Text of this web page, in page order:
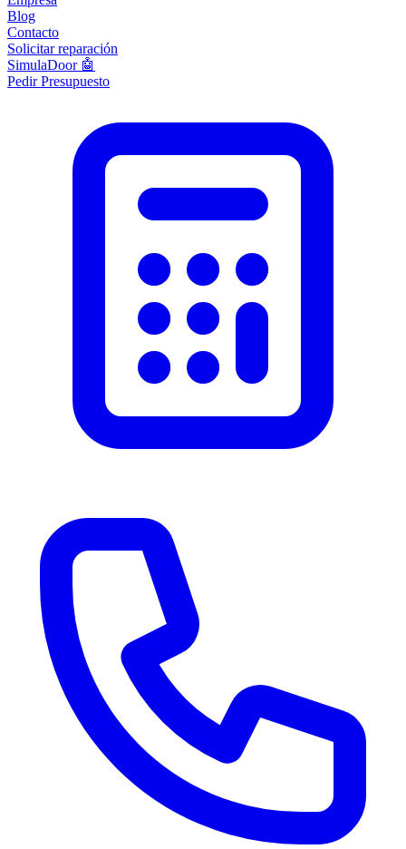
Blog
Contacto
Solicitar reparación
SimulaDoor 🤖
Pedir Presupuesto